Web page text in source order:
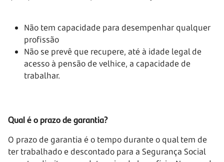
Não tem capacidade para desempenhar qualquer
profissão
Não se prevê que recupere, até à idade legal de
acesso à pensão de velhice, a capacidade de
trabalhar.
Qual é o prazo de garantia?
O prazo de garantia é o tempo durante o qual tem de
ter trabalhado e descontado para a Segurança Social